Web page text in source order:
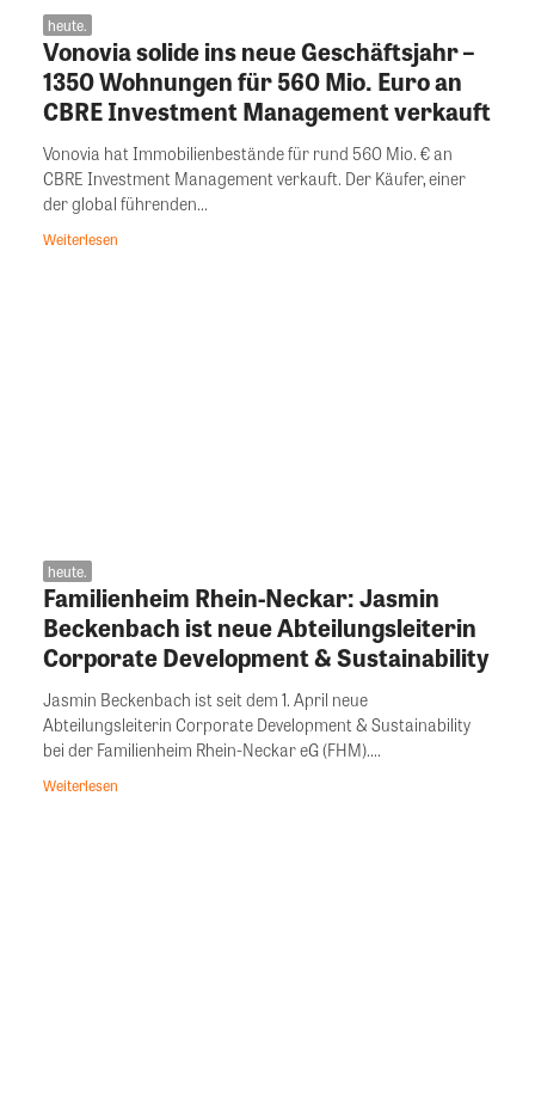
heute.
Vonovia solide ins neue Geschäftsjahr –
1350 Wohnungen für 560 Mio. Euro an
CBRE Investment Management verkauft
Vonovia hat Immobilienbestände für rund 560 Mio. € an
CBRE Investment Management verkauft. Der Käufer, einer
der global führenden...
Weiterlesen
heute.
Familienheim Rhein-Neckar: Jasmin
Beckenbach ist neue Abteilungsleiterin
Corporate Development & Sustainability
Jasmin Beckenbach ist seit dem 1. April neue
Abteilungsleiterin Corporate Development & Sustainability
bei der Familienheim Rhein-Neckar eG (FHM)....
Weiterlesen